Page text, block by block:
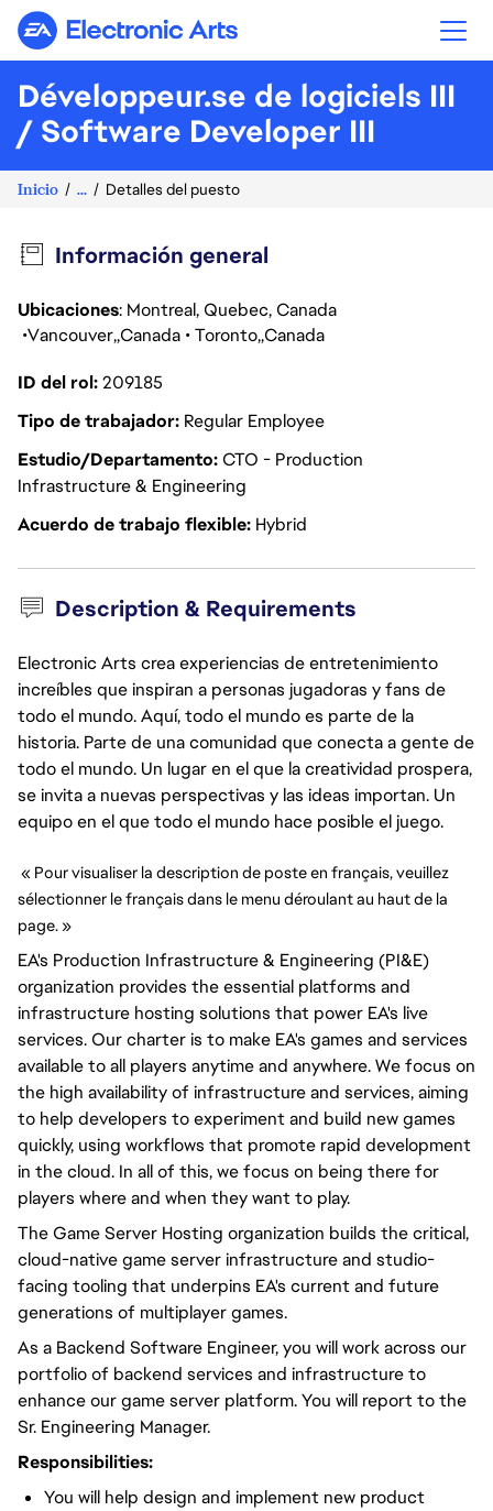
Electronic Arts
Développeur.se de logiciels III
/ Software Developer III
Inicio ... Detalles del puesto
Información general
Ubicaciones: Montreal, Quebec, Canada
Vancouver Canada Toronto Canada
ID del rol209185
Tipo de trabajador Regular Employee
Estudio/DepartamentoCTO - Production
Infrastructure & Engineering
Acuerdo de trabajo flexible Hybrid
Description & Requirements
Electronic Arts crea experiencias de entretenimiento
increíbles que inspiran a personas jugadoras y fans de
todo el mundo. Aquí, todo el mundo es parte de la
historia. Parte de una comunidad que conecta a gente de
todo el mundo. Un lugar en el que la creatividad prospera,
se invita a nuevas perspectivas y las ideas importan. Un
equipo en el que todo el mundo hace posible el juego.
« Pour visualiser la description de poste en français, veuillez
sélectionner le français dans le menu déroulant au haut de la
page. »
EA's Production Infrastructure & Engineering (PI&E)
organization provides the essential platforms and
infrastructure hosting solutions that power EA's live
services. Our charter is to make EA's games and services
available to all players anytime and anywhere. We focus on
the high availability of infrastructure and services, aiming
to help developers to experiment and build new games
quickly, using workflows that promote rapid development
in the cloud. In all of this, we focus on being there for
players where and when they want to play.
The Game Server Hosting organization builds the critical,
cloud-native game server infrastructure and studio-
facing tooling that underpins EA's current and future
generations of multiplayer games.
As a Backend Software Engineer, you will work across our
portfolio of backend services and infrastructure to
enhance our game server platform. You will report to the
Sr. Engineering Manager.
Responsibilities:
You will help design and implement new product